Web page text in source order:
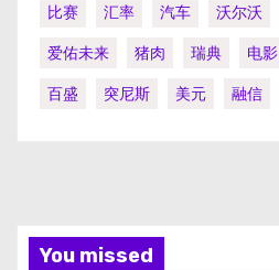
比赛
汇率 汽车 沃尔沃
爱佑未来
猪肉 瑞典 电影
百盛
突尼斯 美元 融信
You missed